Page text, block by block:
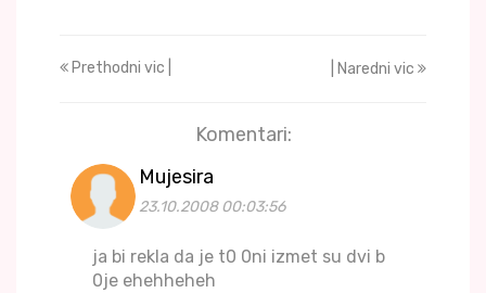
Prethodni vic | | Naredni vic
Komentari:
Mujesira
23.10.2008 00:03:56
ja bi rekla da je t0 0ni izmet su dvi b
0je ehehheheh